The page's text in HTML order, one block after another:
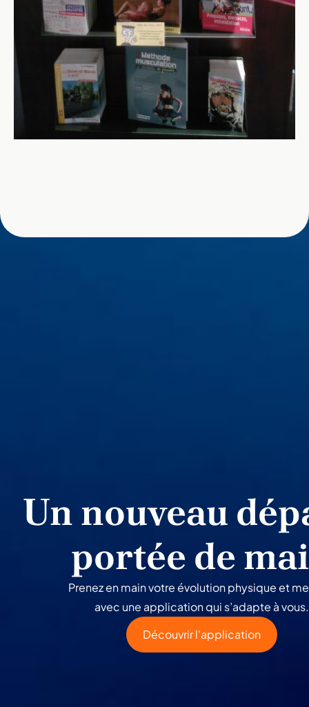
Un nouveau
portée de
Prenez en main votre évolution physique et
avec une application qui s’adapte à vous.
Découvrir l'application